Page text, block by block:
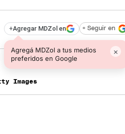
+Agregar MDZol en
Agregá MDZol a tus medios
preferidos en Google
×
+ Seguir en
Images